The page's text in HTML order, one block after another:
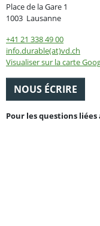
Place de la Gare 1
1003 LausanneSuisse
+41 21 338 49 00
info.durable(at)vd.ch
Visualiser sur la carte
NOUS ÉCRIRE
Pour les questions